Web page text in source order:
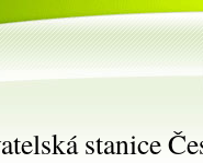
stanice